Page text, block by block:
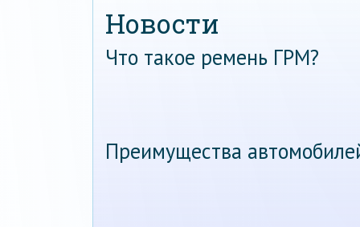
Новости
Что такое ремень ГРМ?
Преимущества